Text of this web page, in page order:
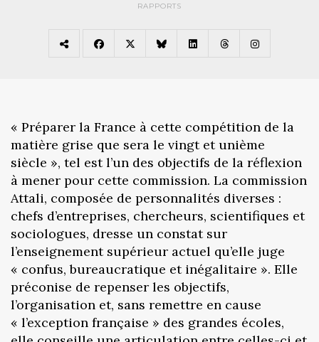
RAPPORTS
« Préparer la France à cette compétition de la
matière grise que sera le vingt et unième
siècle », tel est l’un des objectifs de la réflexion
à mener pour cette commission. La commission
Attali, composée de personnalités diverses :
chefs d’entreprises, chercheurs, scientifiques et
sociologues, dresse un constat sur
l’enseignement supérieur actuel qu’elle juge
« confus, bureaucratique et inégalitaire ». Elle
préconise de repenser les objectifs,
l’organisation et, sans remettre en cause
« l’exception française » des grandes écoles,